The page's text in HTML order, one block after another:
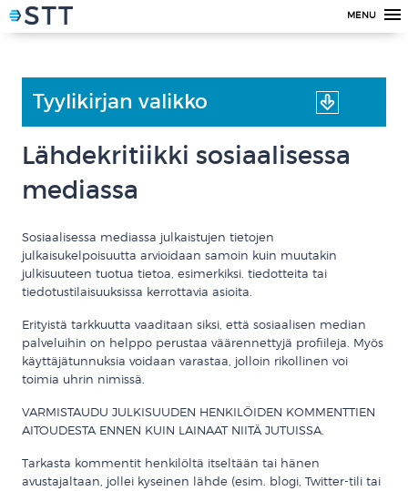
MENU
Tyylikirjan valikko
Lähdekritiikki sosiaalisessa
mediassa
Sosiaalisessa mediassa julkaistujen tietojen
julkaisukelpoisuutta arvioidaan samoin kuin muutakin
julkisuuteen tuotua tietoa, esimerkiksi. tiedotteita tai
tiedotustilaisuuksissa kerrottavia asioita.
Erityistä tarkkuutta vaaditaan siksi, että sosiaalisen median
palveluihin on helppo perustaa väärennettyjä profiileja. Myös
käyttäjätunnuksia voidaan varastaa, jolloin rikollinen voi
toimia uhrin nimissä.
VARMISTAUDU JULKISUUDEN HENKILÖIDEN KOMMENTTIEN
AITOUDESTA ENNEN KUIN LAINAAT NIITÄ JUTUISSA.
Tarkasta kommentit henkilöltä itseltään tai hänen
avustajaltaan, jollei kyseinen lähde (esim. blogi, Twitter-tili tai